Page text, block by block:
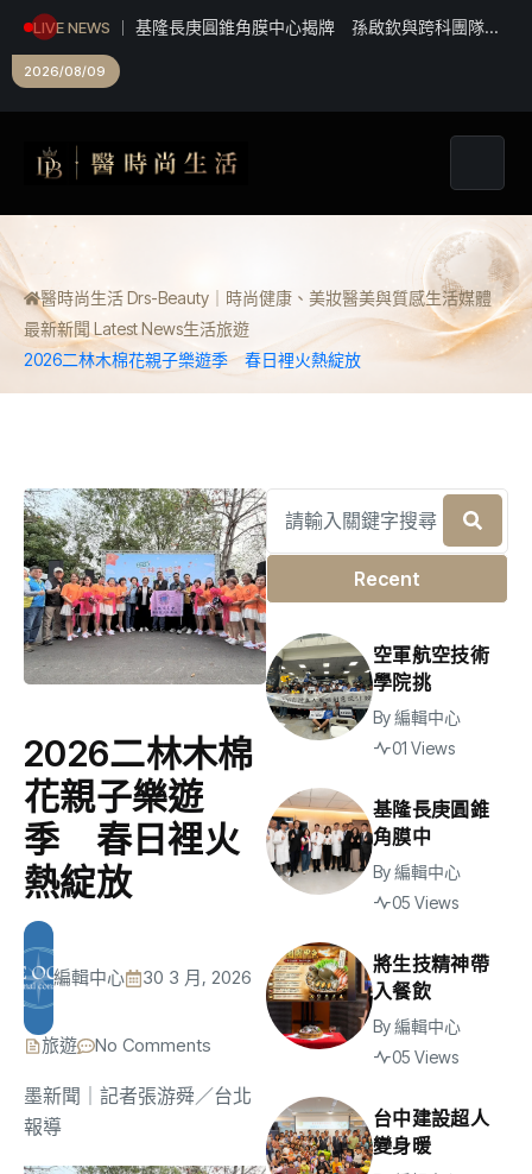
LIVE NEWS
基隆長庚圓錐角膜中心揭牌 孫啟欽與跨科團隊建
2026/08/09
醫時尚生活 Drs-Beauty｜時尚健康、美妝醫美與質感生活媒體
最新新聞 Latest News生活旅遊
2026二林木棉花親子樂遊季 春日裡火熱綻放
2026二林木棉
花親子樂遊
季 春日裡火
熱綻放
編輯中心 30 3 月, 2026
旅遊 No Comments
墨新聞 ｜記者張游舜／台北
報導
Recent
空軍航空技術
學院挑
By編輯中心
01 Views
基隆長庚圓錐
角膜中
By編輯中心
05 Views
將生技精神帶
入餐飲
By編輯中心
05 Views
台中建設超人
變身暖